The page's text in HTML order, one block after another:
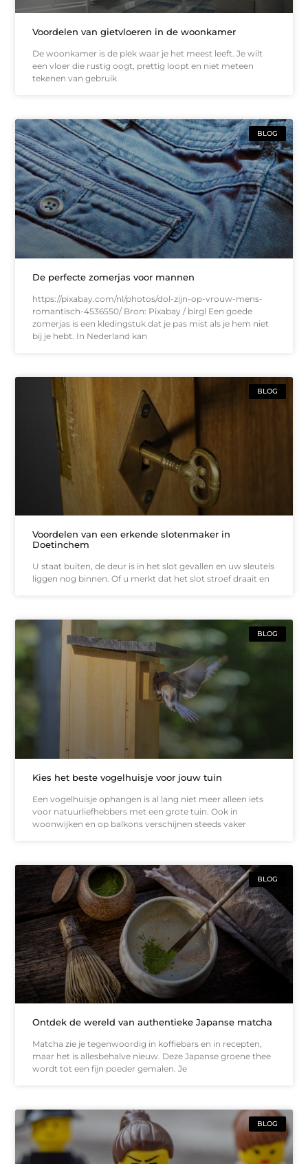
Voordelen van gietvloeren in de woonkamer
De woonkamer is de plek waar je het meest leeft. Je wilt
een vloer die rustig oogt, prettig loopt en niet meteen
tekenen van gebruik
BLOG
De perfecte zomerjas voor mannen
https://pixabay.com/nl/photos/dol-zijn-op-vrouw-mens-
romantisch-4536550/ Bron: Pixabay / birgl Een goede
zomerjas is een kledingstuk dat je pas mist als je hem niet
bij je hebt. In Nederland kan
BLOG
Voordelen van een erkende slotenmaker in
Doetinchem
U staat buiten, de deur is in het slot gevallen en uw sleutels
liggen nog binnen. Of u merkt dat het slot stroef draait en
BLOG
Kies het beste vogelhuisje voor jouw tuin
Een vogelhuisje ophangen is al lang niet meer alleen iets
voor natuurliefhebbers met een grote tuin. Ook in
woonwijken en op balkons verschijnen steeds vaker
BLOG
Ontdek de wereld van authentieke Japanse matcha
Matcha zie je tegenwoordig in koffiebars en in recepten,
maar het is allesbehalve nieuw. Deze Japanse groene thee
wordt tot een fijn poeder gemalen. Je
BLOG